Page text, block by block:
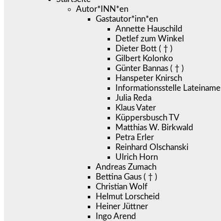
Autor*INN*en
Gastautor*inn*en
Annette Hauschild
Detlef zum Winkel
Dieter Bott ( † )
Gilbert Kolonko
Günter Bannas ( † )
Hanspeter Knirsch
Informationsstelle
Julia Reda
Klaus Vater
Küppersbusch TV
Matthias W. Birkwald
Petra Erler
Reinhard Olschanski
Ulrich Horn
Andreas Zumach
Bettina Gaus ( † )
Christian Wolf
Helmut Lorscheid
Heiner Jüttner
Ingo Arend